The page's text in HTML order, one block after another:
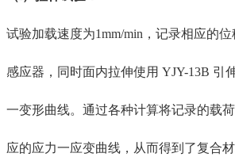
试验加载速度为1mm/min，记录相应的
感应器，同时面内拉伸使用 YJY-13B 引
一变形曲线。通过各种计算将记录的载荷
应的应力一应变曲线， 从而得到 了复合